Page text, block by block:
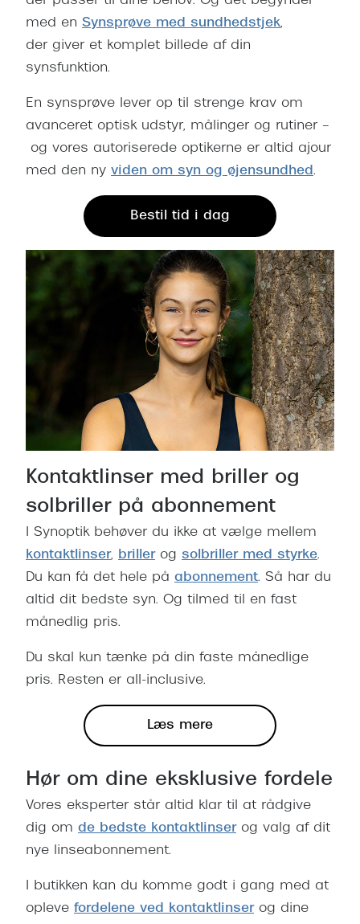
med en Synsprøve med sundhedstjek,
der giver et komplet billede af din
synsfunktion.
En synsprøve lever op til strenge krav om
avanceret optisk udstyr, målinger og rutiner –
og vores autoriserede optikerne er altid ajour
med den ny viden om syn og øjensundhed.
Bestil tid i dag
Kontaktlinser med briller og
solbriller på abonnement
I Synoptik behøver du ikke at vælge mellem
kontaktlinser, brillerog solbriller med styrke.
Du kan få det hele på abonnement. Så har du
altid dit bedste syn. Og tilmed til en fast
månedlig pris.
Du skal kun tænke på din faste månedlige
pris. Resten er all-inclusive.
Læs mere
Hør om dine eksklusive fordele
Vores eksperter står altid klar til at rådgive
dig om de bedste kontaktlinserog valg af dit
nye linseabonnement.
I butikken kan du komme godt i gang med at
opleve fordelene ved kontaktlinserog dine